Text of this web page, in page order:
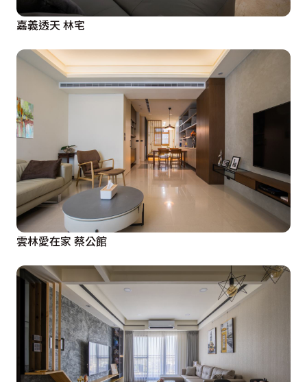
嘉義透天 林宅
雲林愛在家 蔡公館